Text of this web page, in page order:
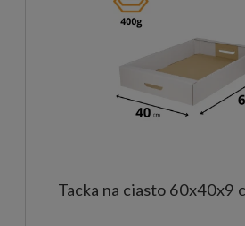
Tacka na ciasto 60x40x9